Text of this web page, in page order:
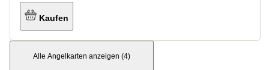
Kaufen
Alle Angelkarten anzeigen (4)